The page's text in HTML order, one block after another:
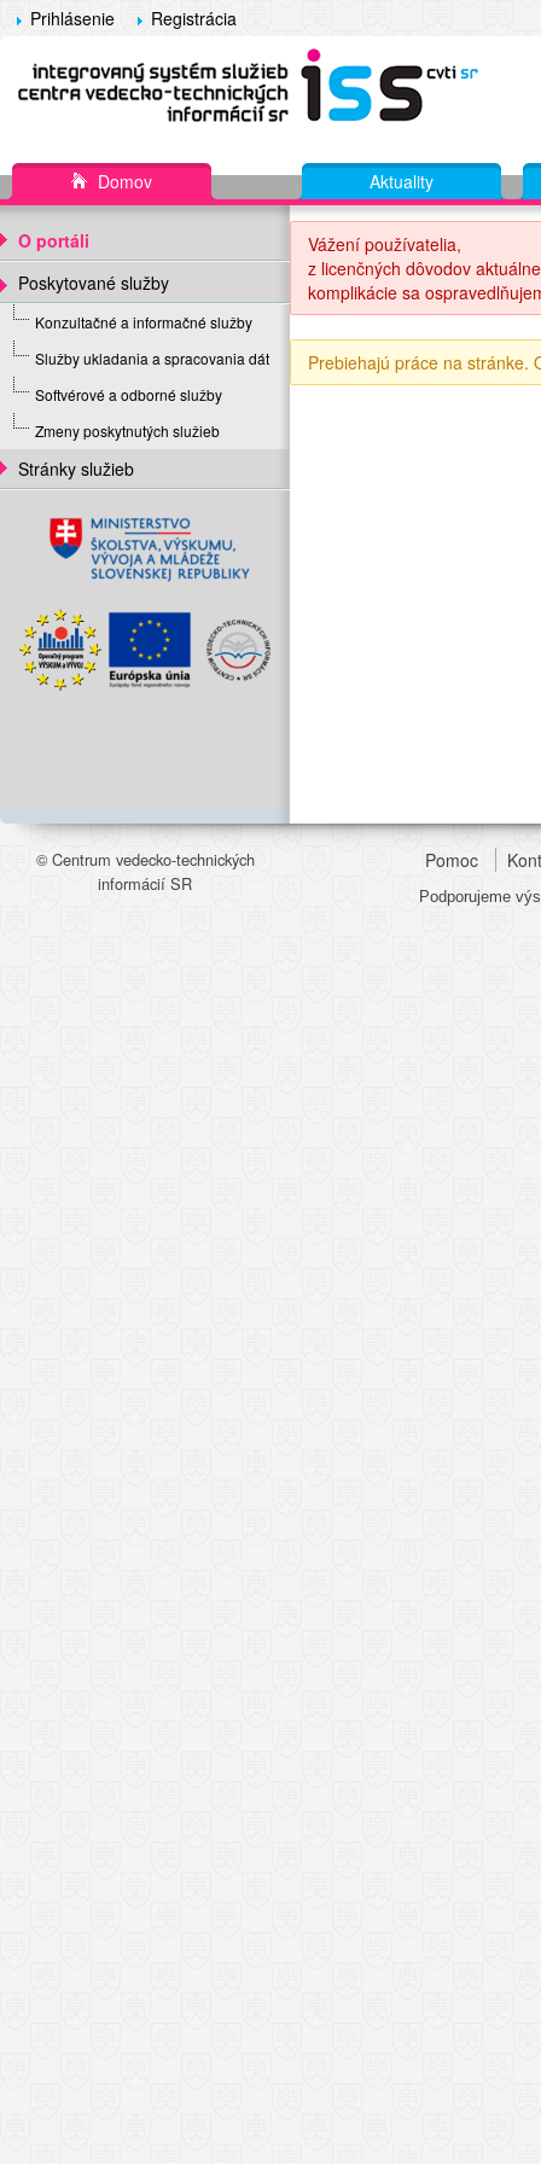
Prihlásenie Registrácia
Domov Aktuality
O portáli
Poskytované služby
Konzultačné a informačné služby
Služby ukladania a spracovania dát
Softvérové a odborné služby
Zmeny poskytnutých služieb
Stránky služieb
Vážení používatelia,
z licenčných dôvodov
komplikácie sa
Prebiehajú práce na stránke.
© Centrum vedecko-technických
informácií SR
Pomoc
Podporujeme